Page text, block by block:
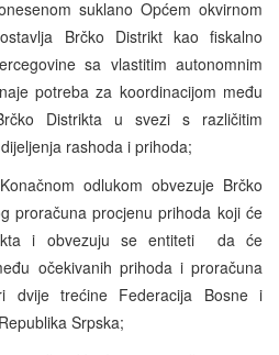
suklano Općem okvirnom
Brčko Distrikt kao fiskalno
sa vlastitim autonomnim
potreba za koordinacijom među
Distrikta u svezi s različitim
rashoda i prihoda;
odlukom obvezuje Brčko
proračuna procjenu prihoda koji će
i obvezuju se entiteti da će
očekivanih prihoda i proračuna
dvije trećine Federacija Bosne i
Srpska;